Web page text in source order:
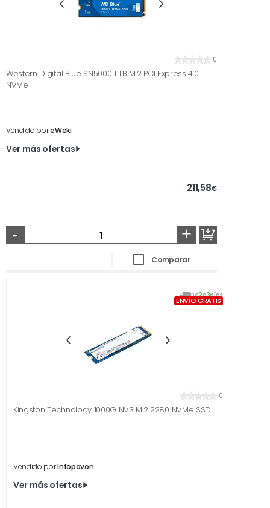
0
Western Digital Blue SN5000 1 TB M.2 PCI Express 4.0
NVMe
Vendido poreWeki
Ver más ofertas
211,58€
- +
Comparar
De2a3días
ENVÍO GRATIS
0
Kingston Technology 1000G NV3 M.2 2280 NVMe SSD
Vendido porInfopavon
Ver más ofertas